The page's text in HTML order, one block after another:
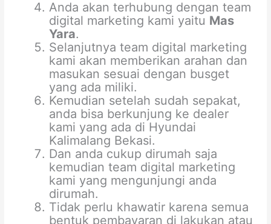
Anda akan terhubung dengan team
digital marketing kami yaitu Mas
Yara.
Selanjutnya team digital marketing
kami akan memberikan arahan dan
masukan sesuai dengan busget
yang ada miliki.
Kemudian setelah sudah sepakat,
anda bisa berkunjung ke dealer
kami yang ada di Hyundai
Kalimalang Bekasi.
Dan anda cukup dirumah saja
kemudian team digital marketing
kami yang mengunjungi anda
dirumah.
Tidak perlu khawatir karena semua
bentuk pembayaran di lakukan atau